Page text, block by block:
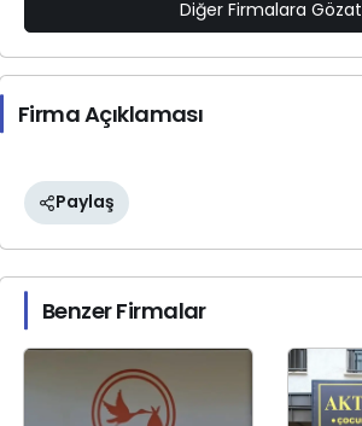
Diğer Firmalara Gözat
Firma Açıklaması
Paylaş
Benzer Firmalar